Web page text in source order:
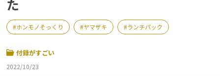
た
ホンモノそっくり ヤマザキ ランチパック
付録がすごい
2022/10/23